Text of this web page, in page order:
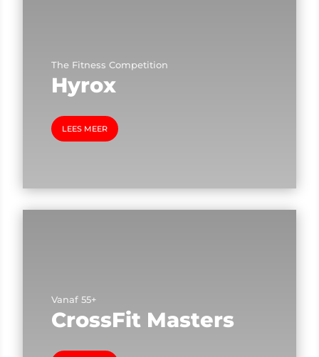
The Fitness Competition
Hyrox
LEES MEER
Vanaf 55+
CrossFit Masters